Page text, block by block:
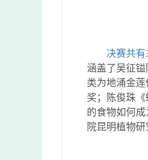
决赛共有
涵盖了吴征
类为地涌金
奖；陈俊珠
的食物如何
院昆明植物